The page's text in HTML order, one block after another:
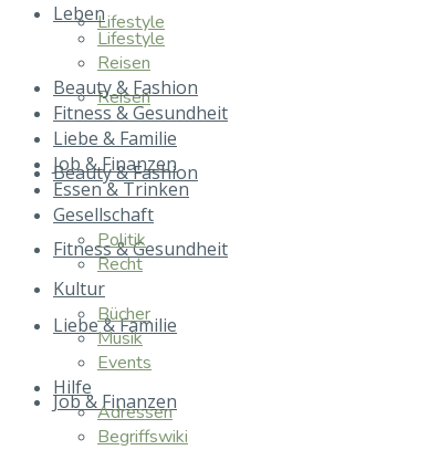
Lifestyle
Reisen
Beauty & Fashion
Fitness & Gesundheit
Liebe & Familie
Job & Finanzen
Leben
Lifestyle
Reisen
Beauty & Fashion
Fitness & Gesundheit
Liebe & Familie
Job & Finanzen
Essen & Trinken
Gesellschaft
Politik
Recht
Kultur
Bücher
Musik
Events
Hilfe
Adressen
Begriffswiki